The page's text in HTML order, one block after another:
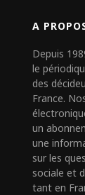
A
Depuis
le
des
France.
un
une
sur les
sociale et
tant en